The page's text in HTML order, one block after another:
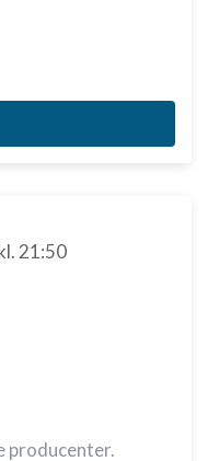
21:50
producenter.